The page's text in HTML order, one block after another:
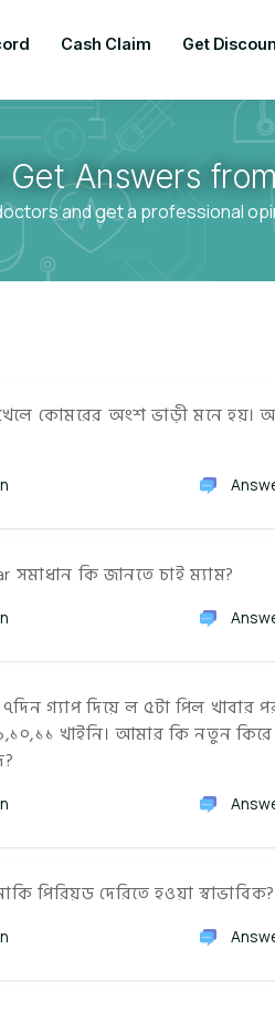
Cash Claim Get
Answers
and get a professional
কোমরের অংশ ভাড়ী মনে হয়।
কি জানতে চাই ম্যাম?
গ্যাপ দিয়ে ল ৫টা পিল খাবার
খাইনি। আমার কি নতুন কিরে
পিরিয়ড দেরিতে হওয়া স্বাভাবিক?